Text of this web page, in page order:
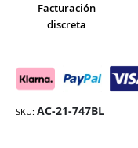
Facturación
discreta
SKU AC-21-747BL